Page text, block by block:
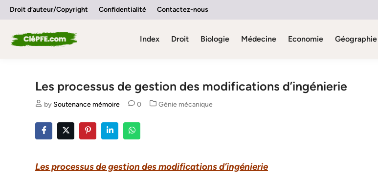
SkipDroit d’auteur/Copyright Confidentialité Contactez-nous
Index Droit Biologie Médecine Economie Géographie
Les processus de gestion des modifications d’ingénierie
by Soutenance mémoire 0
Posted
Génie mécanique
Les processus de gestion des modifications d’ingénierie